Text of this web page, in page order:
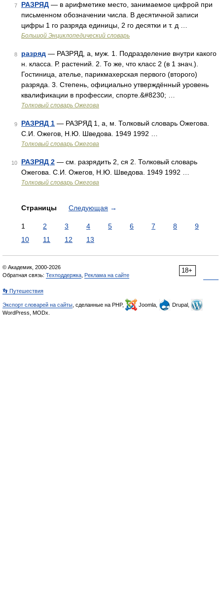
7 РАЗРЯД — в арифметике место, занимаемое цифрой при
письменном обозначении числа. В десятичной записи
цифры 1 го разряда единицы, 2 го десятки и т. д …
Большой Энциклопедический словарь
8 разряд — РАЗРЯД, а, муж. 1. Подразделение внутри какого
н. класса. Р. растений. 2. То же, что класс 2 (в 1 знач.).
Гостиница, ателье, парикмахерская первого (второго)
разряда. 3. Степень, официально утверждённый уровень
квалификации в профессии, спорте.&#8230; …
Толковый словарь Ожегова
9 РАЗРЯД 1 — РАЗРЯД 1, а, м. Толковый словарь Ожегова.
С.И. Ожегов, Н.Ю. Шведова. 1949 1992 …
Толковый словарь Ожегова
10 РАЗРЯД 2 — см. разрядить 2, ся 2. Толковый словарь
Ожегова. С.И. Ожегов, Н.Ю. Шведова. 1949 1992 …
Толковый словарь Ожегова
Страницы Следующая →
1 2 3 4 5 6 7 8
9
10
11 12 13
18+
© Академик, 2000-2026
Обратная связь: Техподдержка Реклама на сайте
👣 Путешествия
Экспорт словарей на сайты , сделанные на PHP, Joomla,
Drupal,
WordPress, MODx.